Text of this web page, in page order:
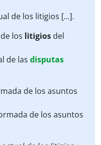
de los litigios [...].
los litigios del
de las disputas
de los asuntos
de los asuntos